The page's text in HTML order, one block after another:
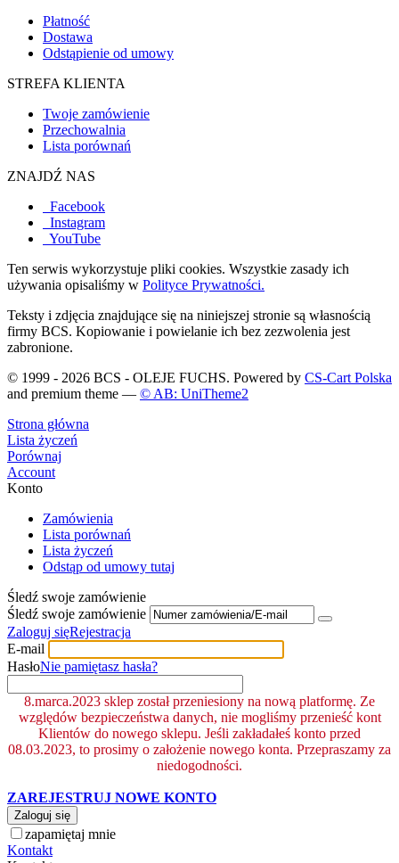
Płatność
Dostawa
Odstąpienie od umowy
STREFA KLIENTA
Twoje zamówienie
Przechowalnia
Lista porównań
ZNAJDŹ NAS
Facebook
Instagram
YouTube
Ten serwis wykorzystuje pliki cookies. Wszystkie zasady ich
używania opisaliśmy w Polityce Prywatności.
Teksty i zdjęcia znajdujące się na niniejszej stronie są własnością
firmy BCS. Kopiowanie i powielanie ich bez zezwolenia jest
zabronione.
© 1999 - 2026 BCS - OLEJE FUCHS. Powered by CS-Cart Polska
and premium theme — © AB: UniTheme2
Strona główna
Lista życzeń
Porównaj
Account
Konto
Zamówienia
Lista porównań
Lista życzeń
Odstąp od umowy tutaj
Śledź swoje zamówienie
Śledź swoje zamówienie
Zaloguj sięRejestracja
E-mail
HasłoNie pamiętasz hasła?
8.marca.2023 sklep został przeniesiony na nową platformę. Ze
względów bezpieczeństwa danych, nie mogliśmy przenieść kont
Klientów do nowego sklepu. Jeśli zakładałeś konto przed
08.03.2023, to prosimy o założenie nowego konta. Przepraszamy za
niedogodności.
ZAREJESTRUJ NOWE KONTO
Zaloguj się
zapamiętaj mnie
Kontakt